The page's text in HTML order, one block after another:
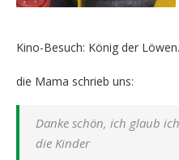
Kino-Besuch: König der
die Mama schrieb uns:
Danke schön, ich glaub
die Kinder